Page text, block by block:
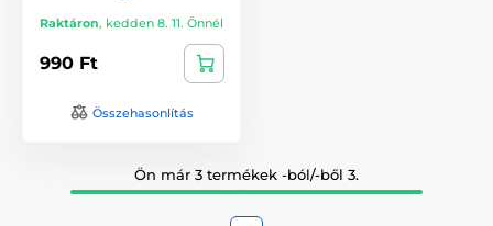
Raktáron, kedden 8. 11. Önnél
990 Ft
Összehasonlítás
Ön már 3 termékek -ból/-ből 3.